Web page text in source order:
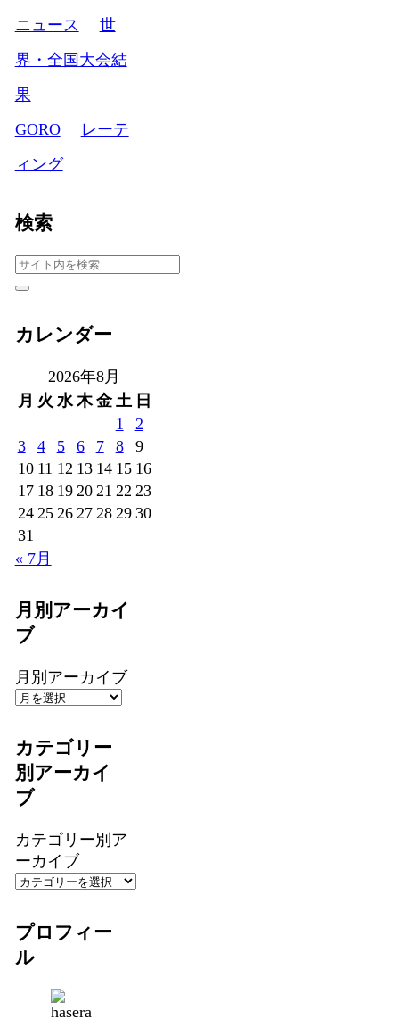
ニュース
世
界・全国大会結
果
GORO
レーテ
ィング
検索
カレンダー
2026年8月
月 火 水 木 金 土 日
1
2
3
4 5 6 7 8
9
10 11 12 13 14 15 16
17 18 19 20 21 22 23
24 25 26 27 28 29 30
31
« 7月
月別アーカイ
ブ
月別アーカイブ
カテゴリー
別アーカイ
ブ
カテゴリー別ア
ーカイブ
プロフィー
ル